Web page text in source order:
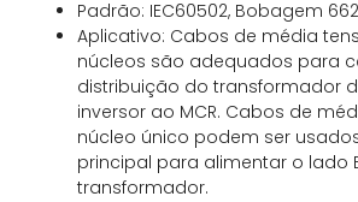
Padrão: IEC60502, Bobagem
Aplicativo: Cabos de média
núcleos são adequados para
distribuição do transformador
inversor ao MCR. Cabos de
núcleo único podem ser
principal para alimentar o lado
transformador.